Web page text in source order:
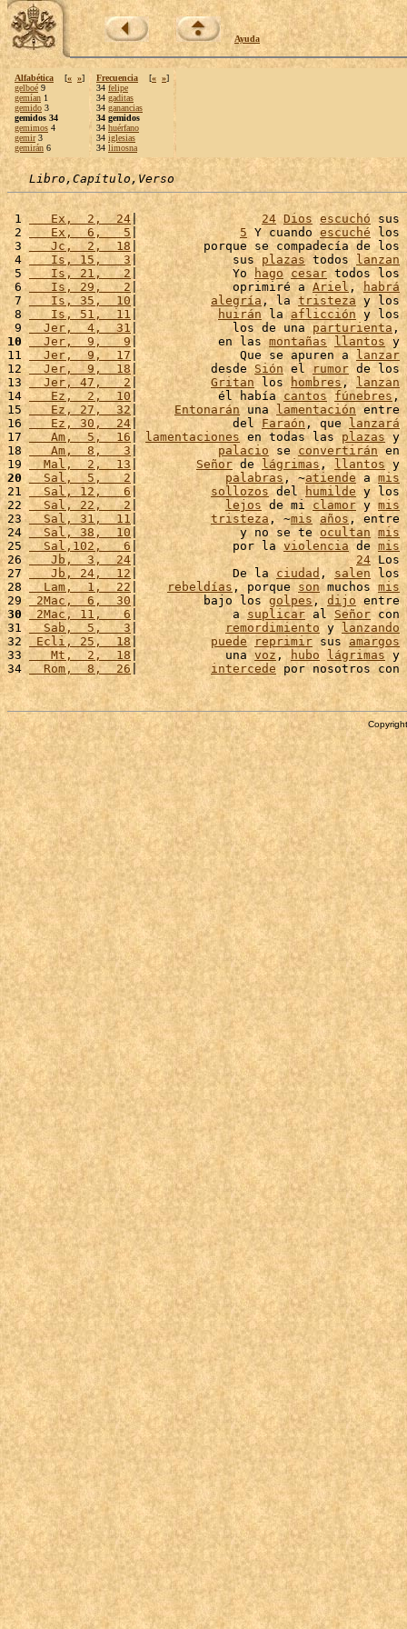
Ayuda
Alfabética [« »]
gelboé 9
gemían 1
gemido 3
gemidos 34
gemimos 4
gemir3
gemirán 6
Frecuencia [« »]
34 felipe
34 gaditas
34 ganancias
34 gemidos
34 huérfano
34 iglesias
34 limosna
Libro,Capítulo,Verso
1
   Ex,  2,  24
| 24 Dios escuchó sus
2
   Ex,  6,   5
| 5 Y cuando escuché los
3
   Jc,  2,  18
|         porque se compadecía de los
4
   Is, 15,   3
|             sus plazas todos lanzan
5
   Is, 21,   2
|             Yo hago cesar todos los
6
   Is, 29,   2
|             oprimiré a Ariel , habrá
7
   Is, 35,  10
| alegría , la tristeza y los
8
   Is, 51,  11
| huirán la aflicción y los
9
  Jer,  4,  31
|             los de una parturienta ,
10
  Jer,  9,   9
|           en las montañas llantos y
11
  Jer,  9,  17
|              Que se apuren a
lanzar
12
  Jer,  9,  18
|          desde Sión el rumor de los
13
  Jer, 47,   2
| Gritan los hombres, lanzan
14
   Ez,  2,  10
|           él había cantos fúnebres ,
15
   Ez, 27,  32
| Entonarán una lamentación entre
16
   Ez, 30,  24
|             del Faraón, que lanzará
17
   Am,  5,  16
| lamentaciones en todas las plazas y
18
   Am,  8,   3
| palacio se convertirán en
19
  Mal,  2,  13
| Señor de lágrimas , llantos y
20
  Sal,  5,   2
| palabras , ~atiende a mis
21
  Sal, 12,   6
| sollozos del humilde y los
22
  Sal, 22,   2
| lejos de mi clamor y mis
23
  Sal, 31,  11
| tristeza , ~mis años , entre
24
  Sal, 38,  10
|              y no se te ocultan mis
25
  Sal,102,   6
|             por la violencia de mis
26
   Jb,  3,  24
| 24 Los
27
   Jb, 24,  12
|             De la ciudad , salen los
28
  Lam,  1,  22
| rebeldías , porque son muchos mis
29 2Mac,  6,  30 |         bajo los golpes, dijo entre
30
2Mac, 11,   6|             a suplicar al Señor con
31
  Sab,  5,   3
| remordimiento y lanzando
32
Ecli, 25,  18| puede reprimir sus amargos
33
   Mt,  2,  18
|            una voz , hubo lágrimas y
34
  Rom,  8,  26
| intercede por nosotros con